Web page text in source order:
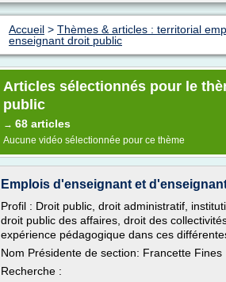
Accueil > Thèmes & articles : territorial
enseignant droit public
Articles sélectionnés pour le
public
→ 68 articles
Aucune vidéo sélectionnée pour ce thème
Emplois d'enseignant et
Profil : Droit public, droit administratif,
droit public des affaires, droit des
expérience pédagogique dans ces
Nom Présidente de section: Francette Fines
Recherche :